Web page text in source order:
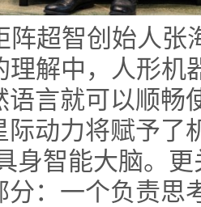
阵超智创始人张
理解中，人形机
语言就可以顺畅
际动力将赋予了
身智能大脑。
分：一个负责思